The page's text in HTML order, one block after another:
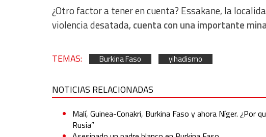
¿Otro factor a tener en cuenta? Essakane, la
violencia desatada, cuenta con una importante
TEMAS: Burkina Faso yihadismo
NOTICIAS RELACIONADAS
Malí, Guinea-Conakri, Burkina Faso y ahora Níger. ¿Por
Rusia”